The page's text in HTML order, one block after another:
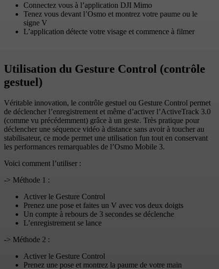
Connectez vous à l’application DJI Mimo
Tenez vous devant l’Osmo et montrez votre paume ou le
signe V
L’application détecte votre visage et commence à filmer
Utilisation du Gesture Control (contrôle
gestuel)
Véritable innovation, le contrôle gestuel ou Gesture Control permet
de déclencher l’enregistrement et même d’activer l’ActiveTrack 3.0
(comme vu précédemment) grâce à un geste. Très pratique pour
déclencher une séquence vidéo à distance sans avoir à toucher au
stabilisateur, ce mode permet une utilisation fun tout en conservant
les performances remarquables de l’Osmo Mobile 3.
Voici comment l’utiliser :
-> Méthode 1 :
Activer le Gesture Control
Prenez une pose et faites un V avec vos deux doigts
Un compte à rebours de 3 secondes se déclenche
L’enregistrement se lance
-> Méthode 2 :
Activer le Gesture Control
Prenez une pose et montrez la paume de votre main